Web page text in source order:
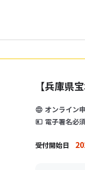
【兵庫県
オンライン
電子署名必須
受付開始日